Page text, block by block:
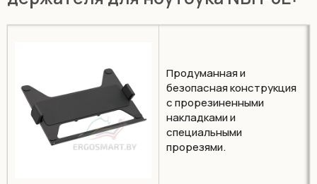
Продуманная и
безопасная конструкция
с прорезиненными
накладками и
специальными
прорезями.